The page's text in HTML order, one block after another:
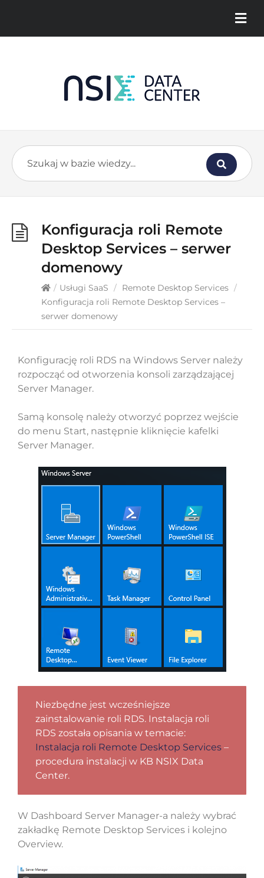
Konfiguracja roli Remote
Desktop Services – serwer
domenowy
/ Usługi SaaS / Remote Desktop Services /
Konfiguracja roli Remote Desktop Services –
serwer domenowy
Konfigurację roli RDS na Windows Server należy
rozpocząć od otworzenia konsoli zarządzającej
Server Manager.
Samą konsolę należy otworzyć poprzez wejście
do menu Start, następnie kliknięcie kafelki
Server Manager.
Niezbędne jest wcześniejsze
zainstalowanie roli RDS. Instalacja roli
RDS została opisania w temacie:
Instalacja roli Remote Desktop Services –
procedura instalacji w KB NSIX Data
Center.
W Dashboard Server Manager-a należy wybrać
zakładkę Remote Desktop Services i kolejno
Overview.